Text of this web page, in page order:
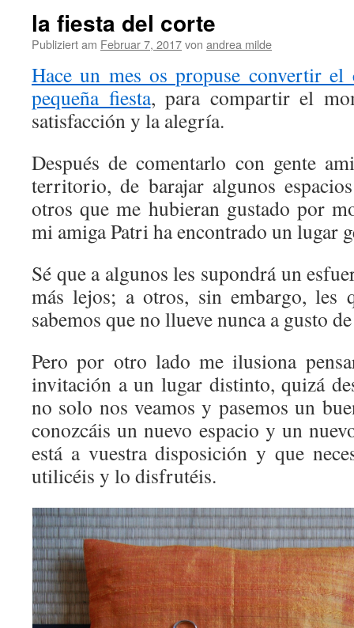
la fiesta del corte
Publiziert am Februar 7, 2017von andrea milde
Hace un mes os propuse convertir
pequeña fiesta, para compartir el
satisfacción y la alegría.
Después de comentarlo con gente
territorio, de barajar algunos
otros que me hubieran gustado por
mi amiga Patri ha encontrado un lugar
Sé que a algunos les supondrá un
más lejos; a otros, sin embargo, les
sabemos que no llueve nunca a gusto
Pero por otro lado me ilusiona
invitación a un lugar distinto, quizá
no solo nos veamos y pasemos un
conozcáis un nuevo espacio y un
está a vuestra disposición y que
utilicéis y lo disfrutéis.